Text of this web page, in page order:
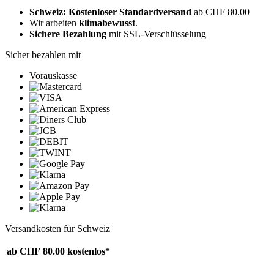
Schweiz: Kostenloser Standardversand ab CHF 80.00
Wir arbeiten klimabewusst.
Sichere Bezahlung mit SSL-Verschlüsselung
Sicher bezahlen mit
Vorauskasse
Versandkosten für Schweiz
ab CHF 80.00 kostenlos*